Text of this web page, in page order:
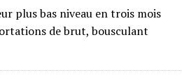
plus bas niveau en trois mois
de brut, bousculant